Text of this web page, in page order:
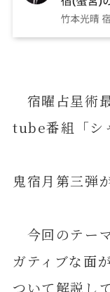
宿曜占星術
tube番組「シ
鬼宿月第三弾
今回のテー
ガティブな面
ついて解説し